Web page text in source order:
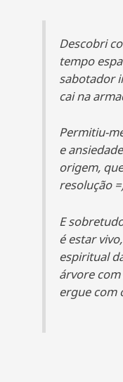
Descobri
tempo
sabotador
cai na
Permitiu-
e
origem,
resolução
E
é estar
espiritual
árvore
ergue com